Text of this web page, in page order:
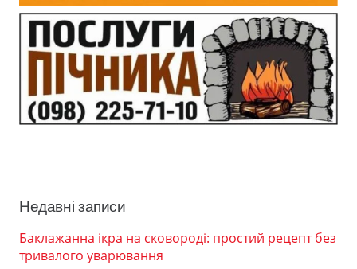
Недавні записи
Баклажанна ікра на сковороді: простий рецепт без
тривалого уварювання